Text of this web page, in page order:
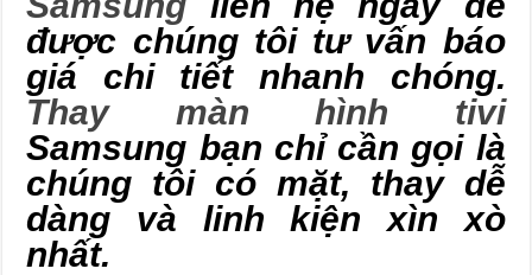
được chúng tôi tư vấn báo
giá chi tiết nhanh chóng.
Thay màn hình tivi
Samsung bạn chỉ cần gọi là
chúng tôi có mặt, thay dễ
dàng và linh kiện xìn xò
nhất.